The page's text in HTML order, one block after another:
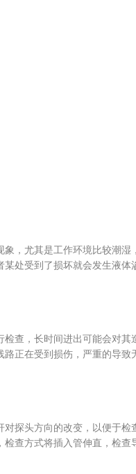
，尤其是工作环境比较潮湿
处受到了损坏就会发生液
查，长时间进出可能会对
正在受到损伤，严重的导
探头方向的改变，以便于
查方式将插入管伸直，检查